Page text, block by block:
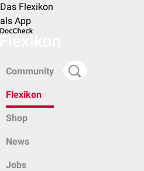
Das Flexikon
als App
Community
Flexikon
Shop
News
Jobs